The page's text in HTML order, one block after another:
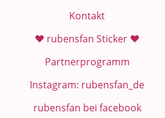
Kontakt
❤️ rubensfan Sticker ❤️
Partnerprogramm
Instagram: rubensfan_de
rubensfan bei facebook